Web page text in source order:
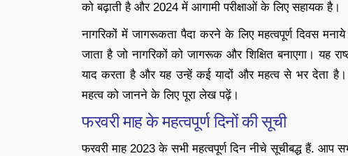
को बढ़ाती है और 2024 में आगामी परीक्षाओं के लिए सहायक है।
नागरिकों में जागरूकता पैदा करने के लिए महत्वपूर्ण दिवस
जाता है जो नागरिकों को जागरूक और शिक्षित बनाएगा। यह
याद करता है और यह उन्हें कई यादों और महत्व से भर देता
महत्व को जानने के लिए पूरा लेख पढ़ें।
फरवरी माह के महत्वपूर्ण दिनों की सूची
फरवरी माह 2023 के सभी महत्वपूर्ण दिन नीचे सूचीबद्ध हैं. आप